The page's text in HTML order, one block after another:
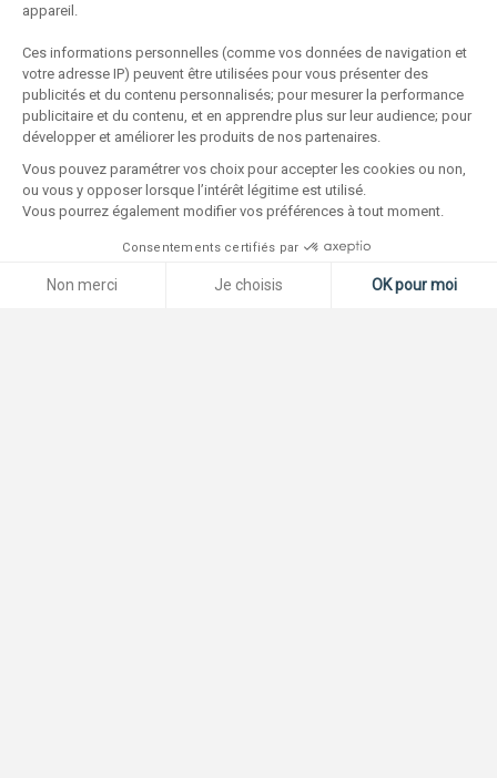
appareil.
Ces informations personnelles (comme vos données de navigation et
votre adresse IP) peuvent être utilisées pour vous présenter des
publicités et du contenu personnalisés; pour mesurer la performance
publicitaire et du contenu, et en apprendre plus sur leur audience; pour
développer et améliorer les produits de nos partenaires.
Vous pouvez paramétrer vos choix pour accepter les cookies ou non,
ou vous y opposer lorsque l’intérêt légitime est utilisé.
Vous pourrez également modifier vos préférences à tout moment.
Consentements certifiés par
Non merci Je choisis OK pour moi